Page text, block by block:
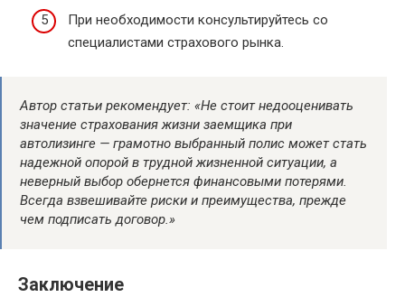
При необходимости консультируйтесь со
специалистами страхового рынка.
Автор статьи рекомендует: «Не стоит недооценивать
значение страхования жизни заемщика при
автолизинге — грамотно выбранный полис может стать
надежной опорой в трудной жизненной ситуации, а
неверный выбор обернется финансовыми потерями.
Всегда взвешивайте риски и преимущества, прежде
чем подписать договор.»
Заключение